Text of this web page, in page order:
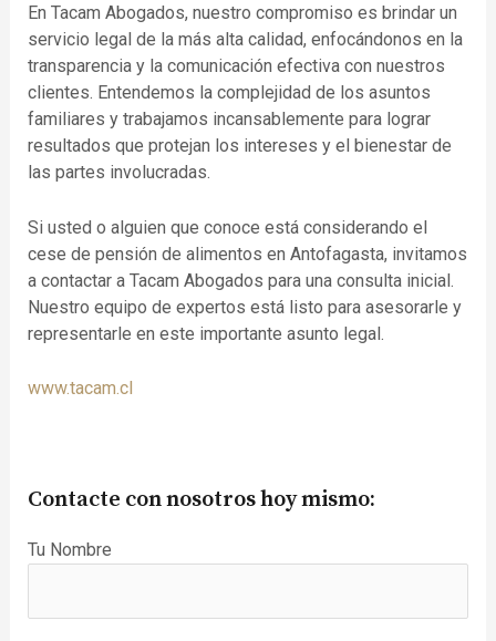
En Tacam Abogados, nuestro compromiso es brindar un
servicio legal de la más alta calidad, enfocándonos en la
transparencia y la comunicación efectiva con nuestros
clientes. Entendemos la complejidad de los asuntos
familiares y trabajamos incansablemente para lograr
resultados que protejan los intereses y el bienestar de
las partes involucradas.
Si usted o alguien que conoce está considerando el
cese de pensión de alimentos en Antofagasta, invitamos
a contactar a Tacam Abogados para una consulta inicial.
Nuestro equipo de expertos está listo para asesorarle y
representarle en este importante asunto legal.
www.tacam.cl
Contacte con nosotros hoy mismo:
Tu Nombre